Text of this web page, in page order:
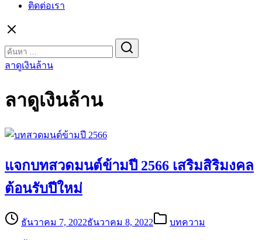
ติดต่อเรา
for:
ลาดูเงินล้าน
ลาดูเงินล้าน
แจกบทสวดมนต์ข้ามปี 2566 เสริมสิริมงคล
ต้อนรับปีใหม่
ธันวาคม 7, 2022ธันวาคม 8, 2022 บทความ